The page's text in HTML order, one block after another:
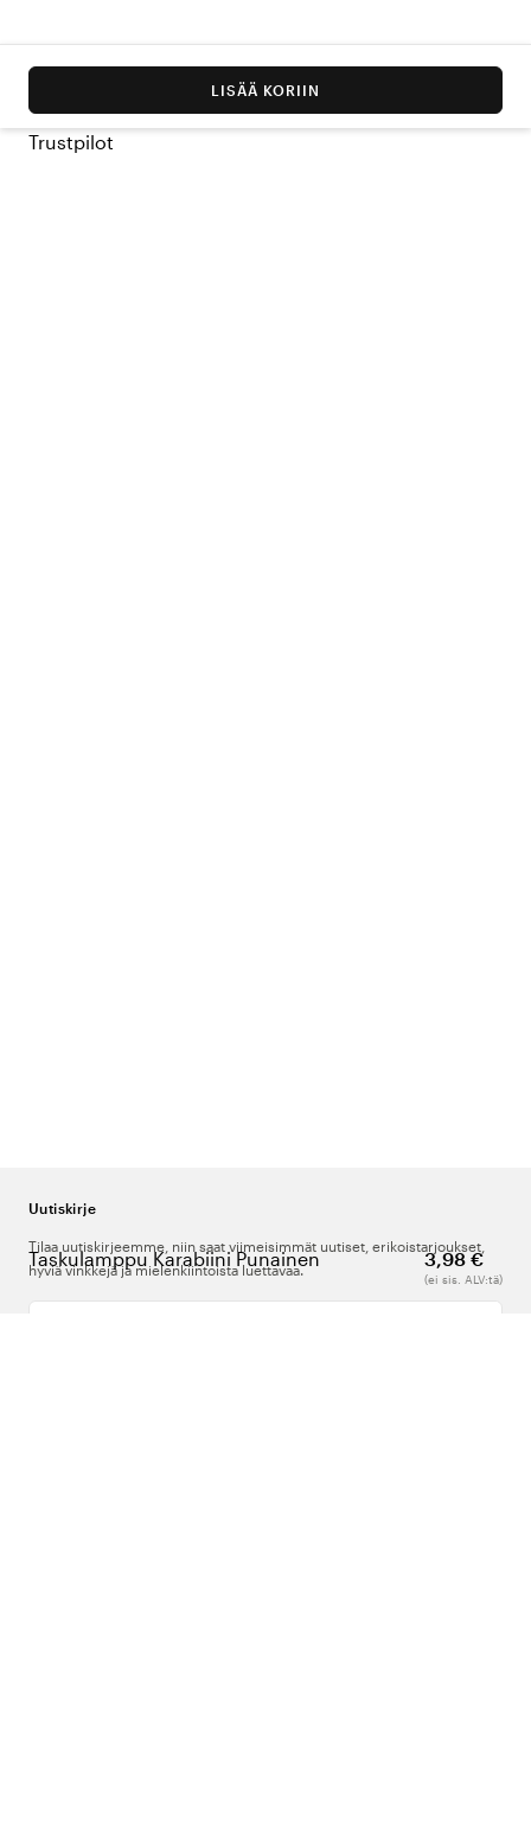
Taskulamppu Karabiini Punainen 3,98 €
(ei sis. ALV:tä)
LISÄÄ KORIIN
Trustpilot
Uutiskirje
Tilaa uutiskirjeemme, niin saat viimeisimmät uutiset, erikoistarjoukset,
hyviä vinkkejä ja mielenkiintoista luettavaa.
Kirjoita sähköpostiosoitteesi